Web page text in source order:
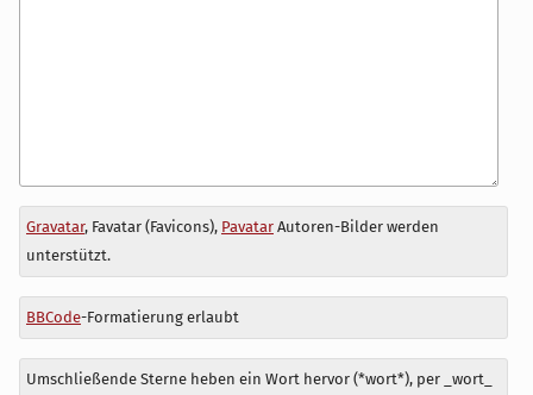
Antwort
zu
Gravatar, Favatar (Favicons), PavatarAutoren-Bilder werden
unterstützt.
BBCode-Formatierung erlaubt
Umschließende Sterne heben ein Wort hervor (*wort*), per _wort_